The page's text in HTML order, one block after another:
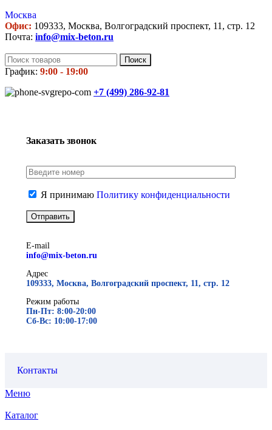
Москва
Офис: 109333, Москва, Волгоградский проспект, 11, стр. 12
Почта: info@mix-beton.ru
Поиск
График: 9:00 - 19:00
+7 (499) 286-92-81
Заказать звонок
Я принимаю Политику конфиденциальности
E-mail
info@mix-beton.ru
Адрес
109333, Москва, Волгоградский проспект, 11, стр. 12
Режим работы
Пн-Пт: 8:00-20:00
Сб-Вс: 10:00-17:00
Контакты
Меню
Каталог